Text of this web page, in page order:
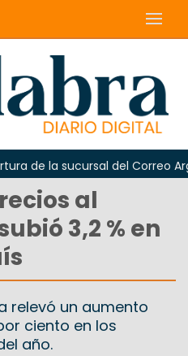
la sucursal del Correo
al
3,2 % en
relevó un aumento
ciento en los
año.